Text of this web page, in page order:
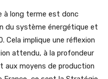
à long terme est donc
du système énergétique et
Cela implique une réflexion
attendu, à la profondeur
aux moyens de production